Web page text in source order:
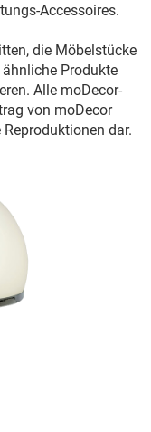
Accessoires.
die Möbelstücke
Produkte
Alle moDecor-
von moDecor
dar.